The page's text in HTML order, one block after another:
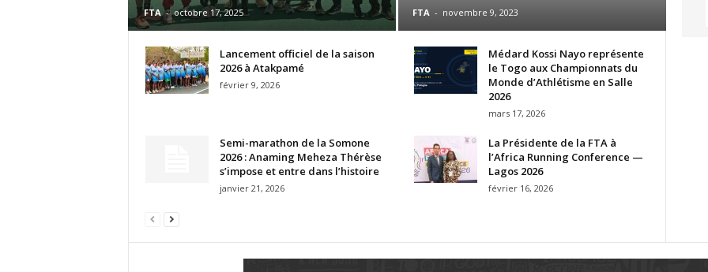
FTA - octobre 17, 2025 FTA - novembre 9, 2023
Lancement officiel de la saison
2026 à Atakpamé
février 9, 2026
Médard Kossi Nayo représente
le Togo aux Championnats du
Monde d’Athlétisme en Salle
2026
mars 17, 2026
Semi-marathon de la Somone
2026 : Anaming Meheza Thérèse
s’impose et entre dans l’histoire
janvier 21, 2026
La Présidente de la FTA à
l’Africa Running Conference —
Lagos 2026
février 16, 2026